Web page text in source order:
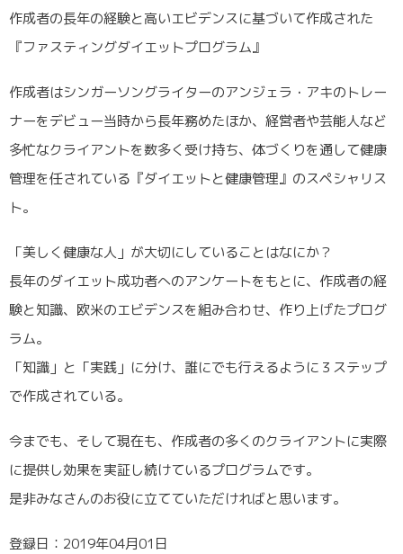
作成者の長年の経験と高いエビデンスに基づいて作成された
『ファスティングダイエットプログラム』
作成者はシンガーソングライターのアンジェラ・アキのトレー
ナーをデビュー当時から長年務めたほか、経営者や芸能人など
多忙なクライアントを数多く受け持ち、体づくりを通して健康
管理を任されている『ダイエットと健康管理』のスペシャリス
ト。
「美しく健康な人」が大切にしていることはなにか？
長年のダイエット成功者へのアンケートをもとに、作成者の経
験と知識、欧米のエビデンスを組み合わせ、作り上げたプログ
ラム。
「知識」と「実践」に分け、誰にでも行えるように３ステップ
で作成されている。
今までも、そして現在も、作成者の多くのクライアントに実際
に提供し効果を実証し続けているプログラムです。
是非みなさんのお役に立てていただければと思います。
登録日：2019年04月01日